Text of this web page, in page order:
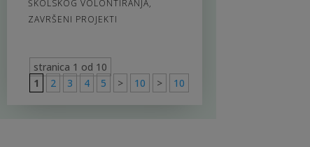
ŠKOLSKOG VOLONTIRANJA,
ZAVRŠENI PROJEKTI
stranica 1 od 10
1
2 3 4 5 > 10 > 10